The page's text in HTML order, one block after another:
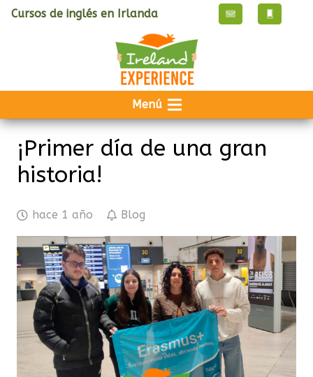
Cursos de inglés en Irlanda
Menú
¡Primer día de una gran
historia!
hace 1 año Blog